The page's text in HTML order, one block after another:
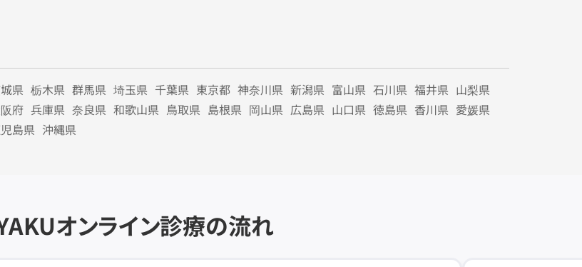
県 栃木県 群馬県 埼玉県 千葉県 東京都 神奈川県 新潟県 富山県 石川県 福井県 山梨県
府 兵庫県 奈良県 和歌山県 鳥取県 島根県 岡山県 広島県 山口県 徳島県 香川県 愛媛県
島県 沖縄県
オンライン診療の流れ